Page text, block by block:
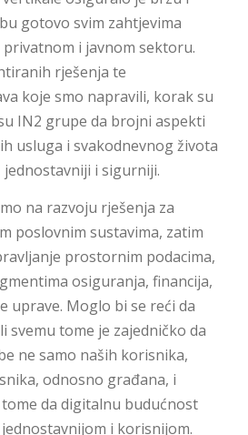
gotovo svim zahtjevima
i javnom sektoru.
rješenja te
koje smo napravili, korak su
IN2 grupe da brojni aspekti
usluga i svakodnevnog života
i sigurniji.
na razvoju rješenja za
poslovnim sustavima, zatim
prostornim podacima,
osiguranja, financija,
uprave. Moglo bi se reći da
svemu tome je zajedničko da
ne samo naših korisnika,
odnosno građana, i
da digitalnu budućnost
i korisnijom.